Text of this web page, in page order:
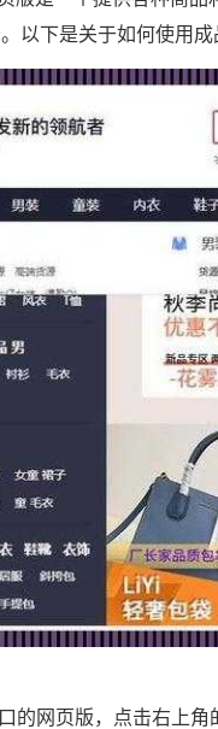
以下是关于如何使用
的网页版，点击右上角